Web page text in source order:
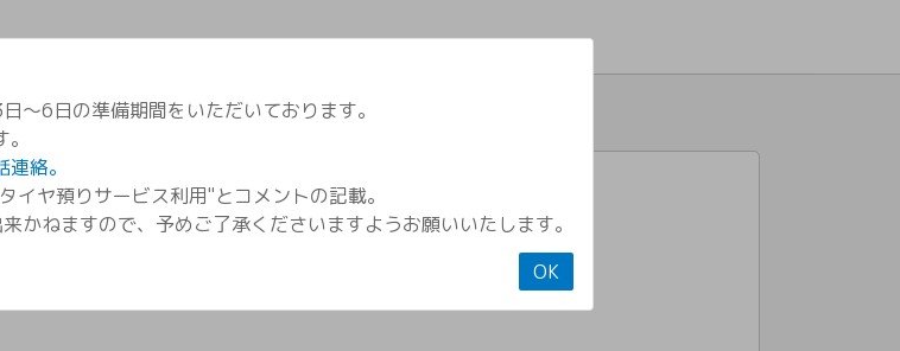
～6日の準備期間をいただいております。
絡。
イヤ預りサービス利用"とコメントの記載。
かねますので、予めご了承くださいますようお願いいたします。
OK